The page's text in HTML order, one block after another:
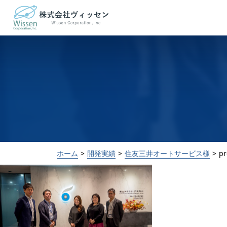
ホーム 開発実績 住友三井オートサービス様